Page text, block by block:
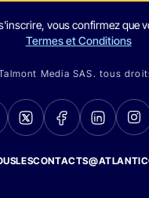
vous confirmez que
Termes et Conditions
Media SAS. tous